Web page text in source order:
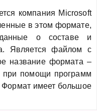
компания Microsoft
в этом формате,
о составе и
Является файлом с
название формата –
при помощи программ
Формат имеет большое